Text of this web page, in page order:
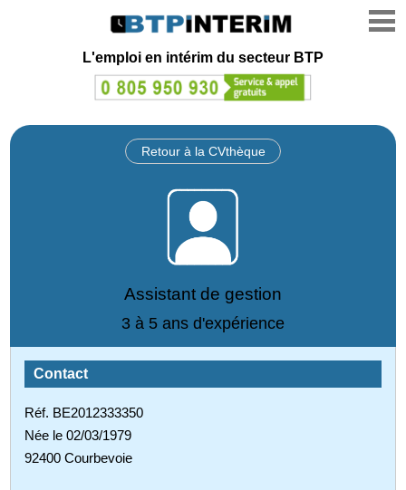
L'emploi en intérim du secteur BTP
Retour à la CVthèque
Assistant de gestion
3 à 5 ans d'expérience
Contact
Réf. BE2012333350
Née le 02/03/1979
92400 Courbevoie